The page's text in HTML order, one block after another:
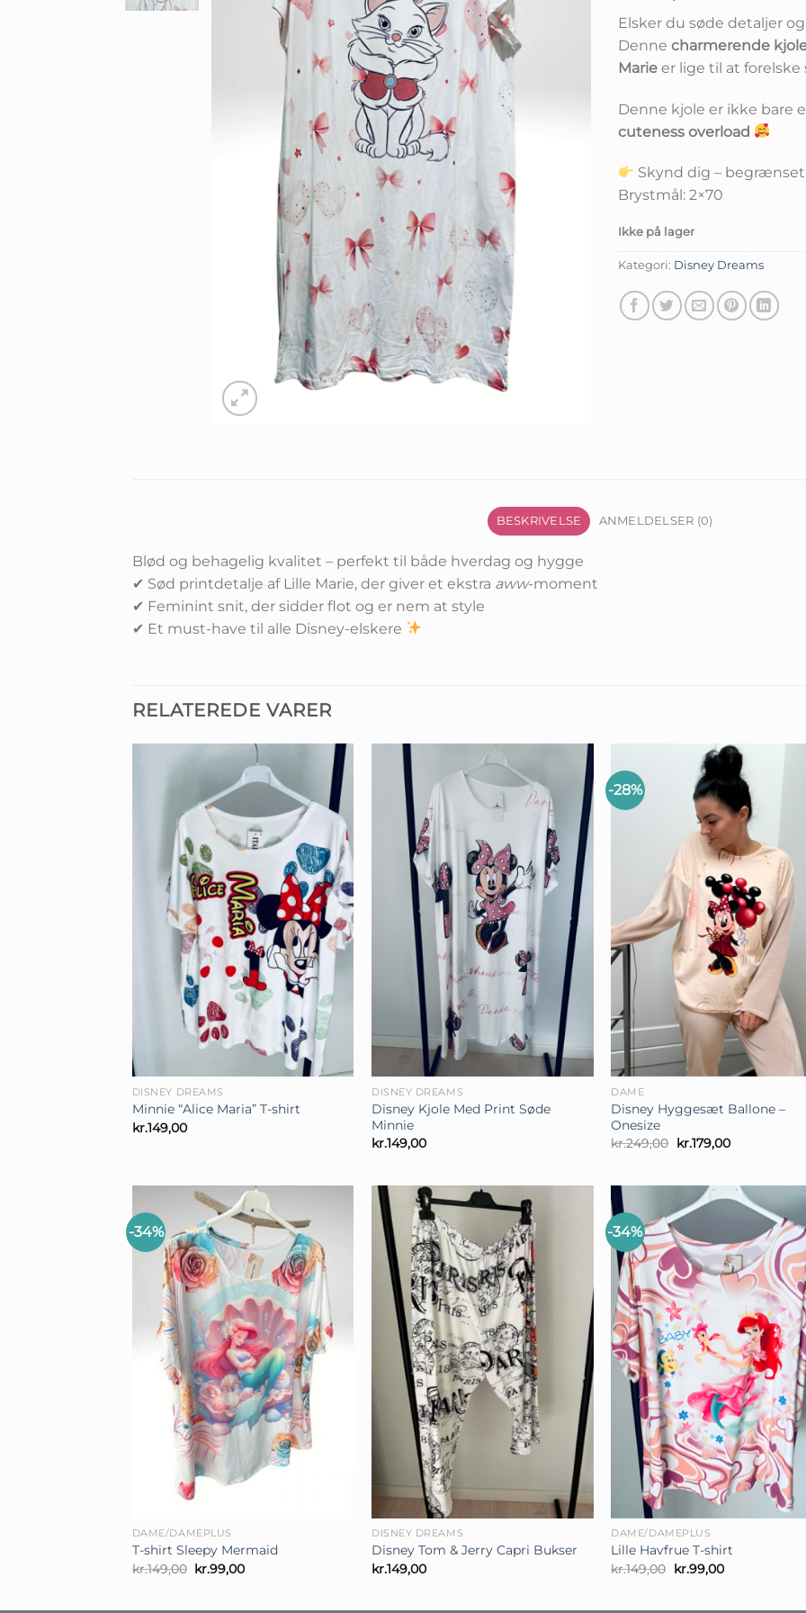
Elsker du søde detaljer
Denne charmerende
Marie er lige til at forelske
Denne kjole er ikke bare
cuteness overload
Skynd dig –
Brystmål: 2×70
Ikke på lager
Kategori: Disney Dreams
BESKRIVELSE ANMELDELSER (0)
Blød og behagelig kvalitet – perfekt til både hverdag og hygge
✔ Sød printdetalje af Lille Marie, der giver et ekstra aww-moment
✔ Feminint snit, der sidder flot og er nem at style
✔ Et must-have til alle Disney-elskere
RELATEREDE VARER
DISNEY DREAMS
Minnie “Alice Maria” T-shirt
kr.149,00
DISNEY DREAMS
Disney Kjole Med Print Søde
Minnie
kr.149,00
-28%
DAME
Disney Hyggesæt Ballone –
Onesize
kr.249,00 Den
oprindelige
kr.249,00.
kr.179,00Den
kr.179,00.
-34%
DAME/DAMEPLUS
T-shirt Sleepy Mermaid
kr.149,00 Den
oprindelige
kr.99,00Den
DISNEY DREAMS
Disney Tom & Jerry Capri Bukser
kr.149,00
-34%
DAME/DAMEPLUS
Lille Havfrue T-shirt
kr.149,00 Den
oprindelige
kr.99,00Den